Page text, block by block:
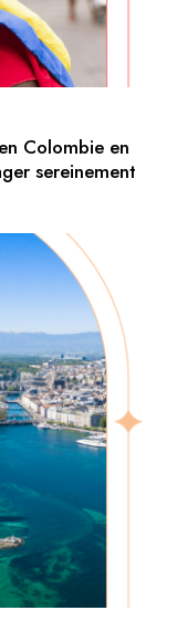
Colombie en
sereinement